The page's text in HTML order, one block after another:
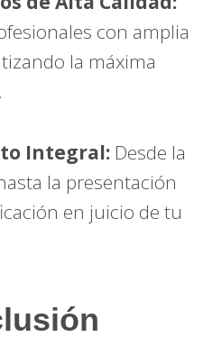
con amplia
la máxima
Integral: Desde la
la presentación
en juicio de tu